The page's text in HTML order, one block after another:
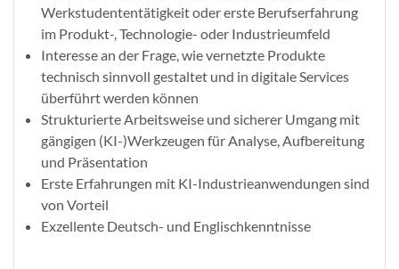
Werkstudententätigkeit oder erste Berufserfahrung
im Produkt-, Technologie- oder Industrieumfeld
Interesse an der Frage, wie vernetzte Produkte
technisch sinnvoll gestaltet und in digitale Services
überführt werden können
Strukturierte Arbeitsweise und sicherer Umgang mit
gängigen (KI-)Werkzeugen für Analyse, Aufbereitung
und Präsentation
Erste Erfahrungen mit KI-Industrieanwendungen sind
von Vorteil
Exzellente Deutsch- und Englischkenntnisse